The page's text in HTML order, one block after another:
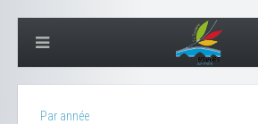
Par année